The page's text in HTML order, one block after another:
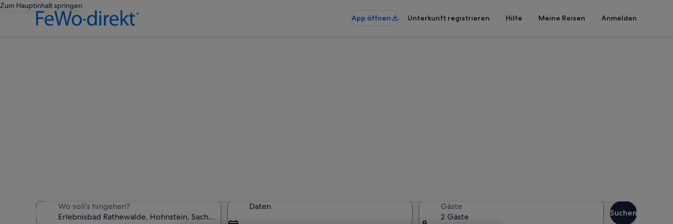
Zum Hauptinhalt springen
App öffnen
Unterkunft registrieren Hilfe Meine Reisen Anmelden
Wo soll’s hingehen? Daten
Gäste
2 Gäste
Suchen